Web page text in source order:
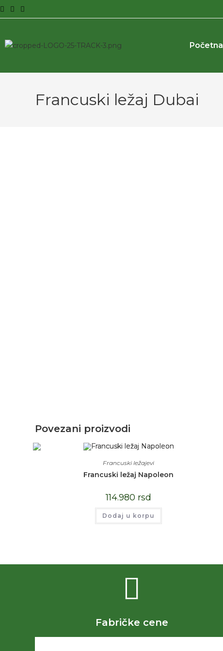
Početna
Francuski ležaj Dubai
Povezani proizvodi
Francuski ležajevi
Francuski ležaj Napoleon
114.980 rsd
Dodaj u korpu
Fabričke cene